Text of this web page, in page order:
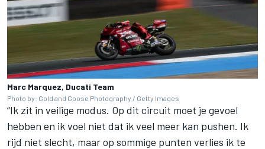
Marc Marquez, Ducati Team
Photo by: Gold and Goose Photography / Getty Images
“Ik zit in veilige modus. Op dit circuit moet je gevoel
hebben en ik voel niet dat ik veel meer kan pushen. Ik
rijd niet slecht, maar op sommige punten verlies ik te